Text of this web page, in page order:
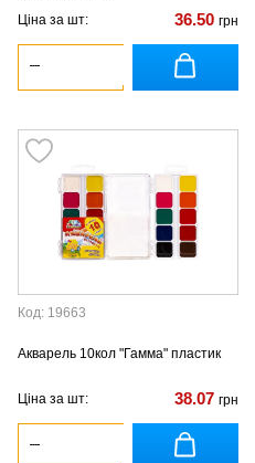
Ціна за шт:
36.50 грн
Код: 19663
Акварель 10кол "Гамма" пластик
Ціна за шт: 38.07 грн